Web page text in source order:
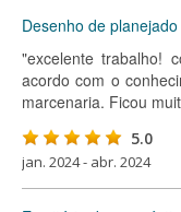
Desenho de
"excelente trabalho!
acordo com o
marcenaria. Ficou
5.0
jan. 2024 - abr. 2024